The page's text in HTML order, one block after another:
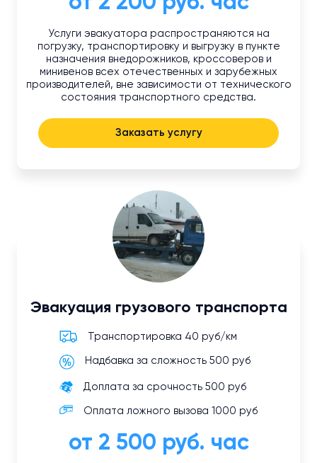
Услуги эвакуатора распространяются на
погрузку, транспортировку и выгрузку в пункте
назначения внедорожников, кроссоверов и
минивенов всех отечественных и зарубежных
производителей, вне зависимости от технического
состояния транспортного средства.
Заказать услугу
Эвакуация грузового транспорта
Транспортировка 40 руб/км
Надбавка за сложность 500 руб
Доплата за срочность 500 руб
Оплата ложного вызова 1000 руб
от 2 500 руб. час